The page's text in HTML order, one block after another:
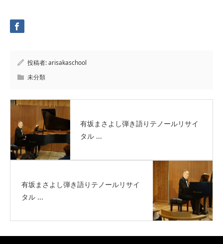
投稿者:arisakaschool
未分類
有坂まさよし弾き語りテノールリサイ
タル ...
有坂まさよし弾き語りテノールリサイ
タル ...